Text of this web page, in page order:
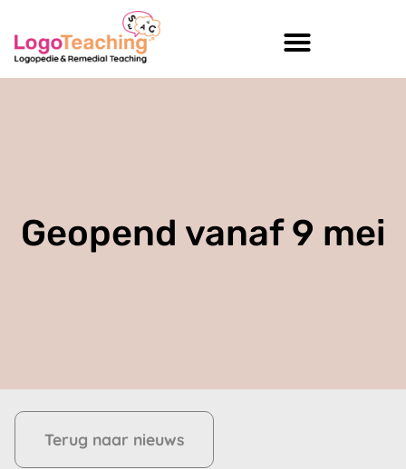
Geopend vanaf 9 mei
Terug naar nieuws